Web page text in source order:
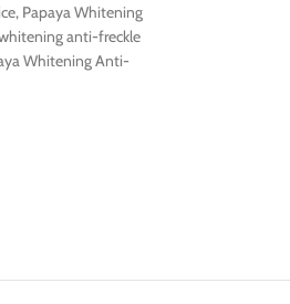
, Papaya Whitening
anti-freckle
Whitening Anti-